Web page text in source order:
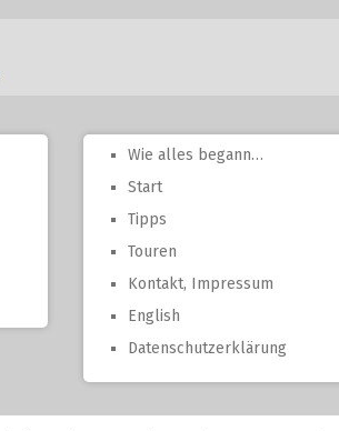
Wie alles begann…
Start
Tipps
Touren
Kontakt, Impressum
English
Datenschutzerklärung